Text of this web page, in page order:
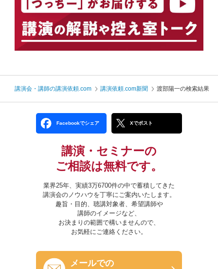
講演会・講師の講演依頼.com 講演依頼.com新聞 渡部陽一の検索結果
Facebookでシェア Xでポスト
講演・セミナーの
ご相談は無料です。
業界25年、実績3万6700件の中で蓄積してきた
講演会のノウハウを丁寧にご案内いたします。
趣旨・目的、聴講対象者、希望講師や
講師のイメージなど、
お決まりの範囲で構いませんので、
お気軽にご連絡ください。
メールでの